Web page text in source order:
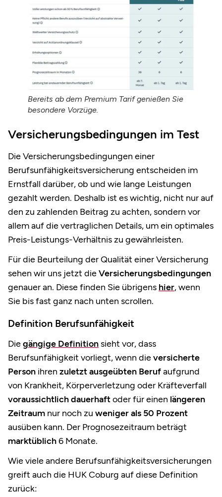
Bereits ab dem Premium Tarif genießen Sie
besondere Vorzüge.
Versicherungsbedingungen im Test
Die Versicherungsbedingungen einer
Berufsunfähigkeitsversicherung entscheiden im
Ernstfall darüber, ob und wie lange Leistungen
gezahlt werden. Deshalb ist es wichtig, nicht nur auf
den zu zahlenden Beitrag zu achten, sondern vor
allem auf die vertraglichen Details, um ein optimales
Preis-Leistungs-Verhältnis zu gewährleisten.
Für die Beurteilung der Qualität einer Versicherung
sehen wir uns jetzt dieVersicherungsbedingungen
genauer an. Diese finden Sie übrigens hier, wenn
Sie bis fast ganz nach unten scrollen.
Definition Berufsunfähigkeit
Diegängige Definition sieht vor, dass
Berufsunfähigkeit vorliegt, wenn dieversicherte
Person ihren zuletzt ausgeübten Berufaufgrund
von Krankheit, Körperverletzung oder Kräfteverfall
voraussichtlich dauerhaftoder für einen längeren
Zeitraum nur noch zu wenigerals 50 Prozent
ausüben kann. Der Prognosezeitraum beträgt
marktüblich6 Monate.
Wie viele andere Berufsunfähigkeitsversicherungen
greift auch die HUK Coburg auf diese Definition
zurück: